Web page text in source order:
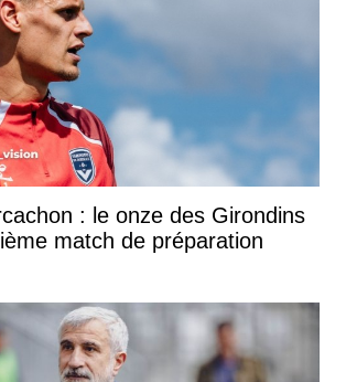
: le onze des Girondins
match de préparation